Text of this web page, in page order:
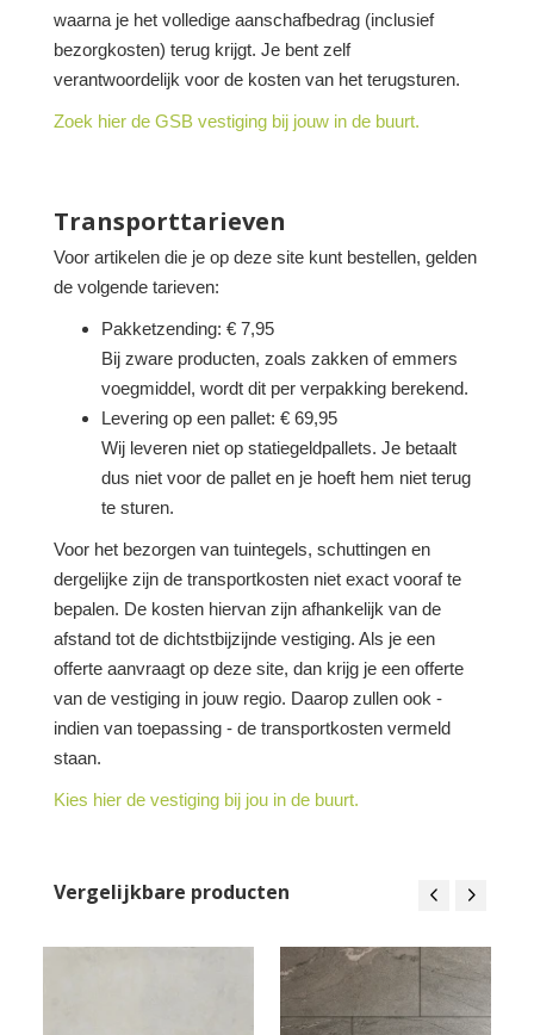
waarna je het volledige aanschafbedrag (inclusief
bezorgkosten) terug krijgt. Je bent zelf
verantwoordelijk voor de kosten van het terugsturen.
Zoek hier de GSB vestiging bij jouw in de buurt.
Transporttarieven
Voor artikelen die je op deze site kunt bestellen, gelden
de volgende tarieven:
Pakketzending: € 7,95
Bij zware producten, zoals zakken of emmers
voegmiddel, wordt dit per verpakking berekend.
Levering op een pallet: € 69,95
Wij leveren niet op statiegeldpallets. Je betaalt
dus niet voor de pallet en je hoeft hem niet terug
te sturen.
Voor het bezorgen van tuintegels, schuttingen en
dergelijke zijn de transportkosten niet exact vooraf te
bepalen. De kosten hiervan zijn afhankelijk van de
afstand tot de dichtstbijzijnde vestiging. Als je een
offerte aanvraagt op deze site, dan krijg je een offerte
van de vestiging in jouw regio. Daarop zullen ook -
indien van toepassing - de transportkosten vermeld
staan.
Kies hier de vestiging bij jou in de buurt.
Vergelijkbare producten